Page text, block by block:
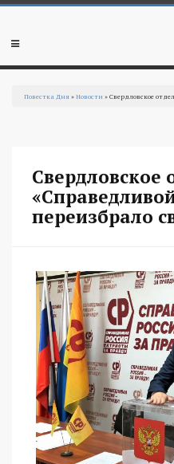
Перейти к основному содержанию
Мобильное
Повестка Дня »Новости » Свердловское
Свердловское
переизбрало